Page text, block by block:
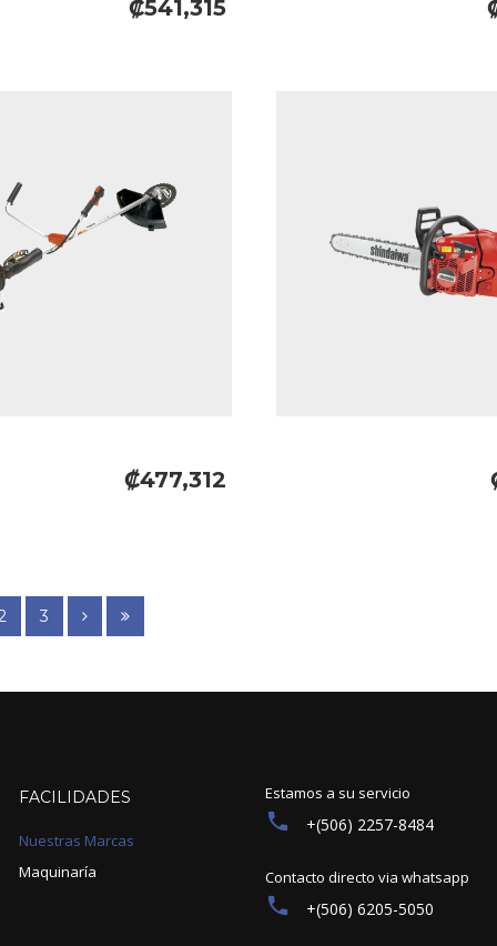
₡541,315
₡477,312
3
FACILIDADES
Nuestras Marcas
Maquinaría
Estamos a su servicio
+(506) 2257-8484
Contacto directo via whatsapp
+(506) 6205-5050